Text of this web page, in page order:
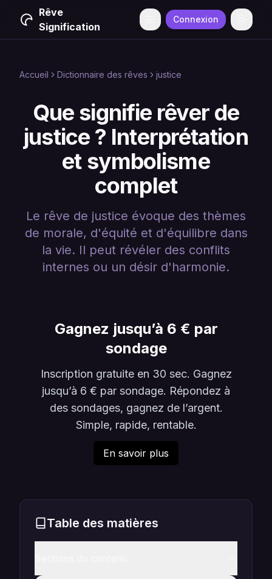
Rêve
Signification
Menu Connexion
Accueil Dictionnaire des rêves justice
Que signifie rêver de
justice ? Interprétation
et symbolisme
complet
Le rêve de justice évoque des thèmes
de morale, d'équité et d'équilibre dans
la vie. Il peut révéler des conflits
internes ou un désir d'harmonie.
Gagnez jusqu’à 6 € par
sondage
Inscription gratuite en 30 sec. Gagnez
jusqu’à 6 € par sondage. Répondez à
des sondages, gagnez de l’argent.
Simple, rapide, rentable.
En savoir plus
Table des matières